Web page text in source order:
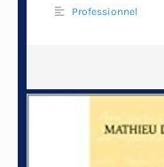
Professionnel